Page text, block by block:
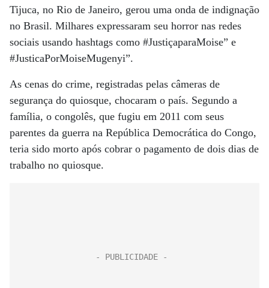
Tijuca, no Rio de Janeiro, gerou uma onda de indignação
no Brasil. Milhares expressaram seu horror nas redes
sociais usando hashtags como #JustiçaparaMoise” e
#JusticaPorMoiseMugenyi”.
As cenas do crime, registradas pelas câmeras de
segurança do quiosque, chocaram o país. Segundo a
família, o congolês, que fugiu em 2011 com seus
parentes da guerra na República Democrática do Congo,
teria sido morto após cobrar o pagamento de dois dias de
trabalho no quiosque.